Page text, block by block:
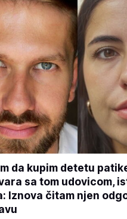
da kupim detetu
sa tom udovicom,
Iznova čitam njen